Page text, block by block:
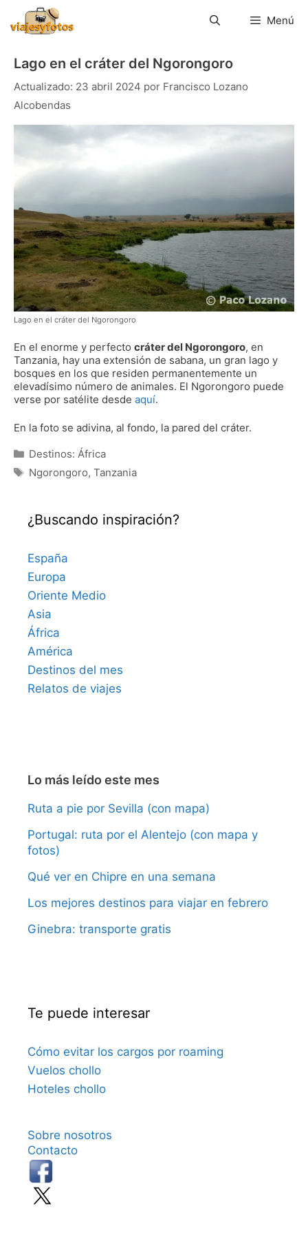
contenido
Menú
Lago en el cráter del Ngorongoro
23 abril 2024 por Francisco Lozano
Alcobendas
Lago en el cráter del Ngorongoro
En el enorme y perfecto cráter del Ngorongoro, en
Tanzania, hay una extensión de sabana, un gran lago y
bosques en los que residen permanentemente un
elevadísimo número de animales. El Ngorongoro puede
verse por satélite desde aquí.
En la foto se adivina, al fondo, la pared del cráter.
Categorías
Destinos: África
Etiquetas
Ngorongoro, Tanzania
¿Buscando inspiración?
España
Europa
Oriente Medio
Asia
África
América
Destinos del mes
Relatos de viajes
Lo más leído este mes
Ruta a pie por Sevilla (con mapa)
Portugal: ruta por el Alentejo (con mapa y
fotos)
Qué ver en Chipre en una semana
Los mejores destinos para viajar en febrero
Ginebra: transporte gratis
Te puede interesar
Cómo evitar los cargos por roaming
Vuelos chollo
Hoteles chollo
Sobre nosotros
Contacto